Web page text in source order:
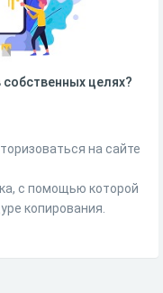
целях?
на сайте
с помощью которой
копирования.